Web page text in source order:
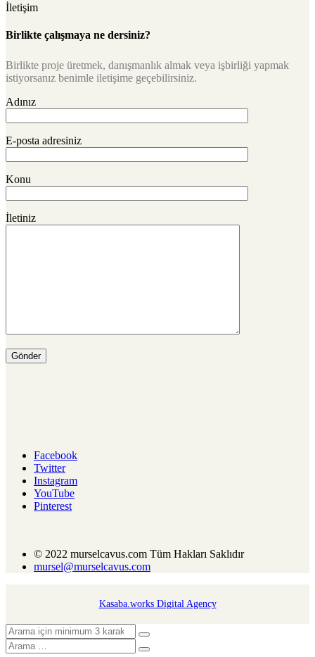
İletişim
Birlikte çalışmaya ne dersiniz?
Birlikte proje üretmek, danışmanlık almak veya işbirliği yapmak
istiyorsanız benimle iletişime geçebilirsiniz.
Adınız
E-posta adresiniz
Konu
İletiniz
Facebook
Twitter
Instagram
YouTube
Pinterest
© 2022 murselcavus.com Tüm Hakları Saklıdır
mursel@murselcavus.com
Kasaba.works Digital Agency